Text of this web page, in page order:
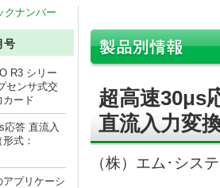
クナンバー
号
R3 シリー
センサ式交
カード
応答 直流入
式：
プリケーシ
超高速30μs
直流入力変
（株）エム･シス